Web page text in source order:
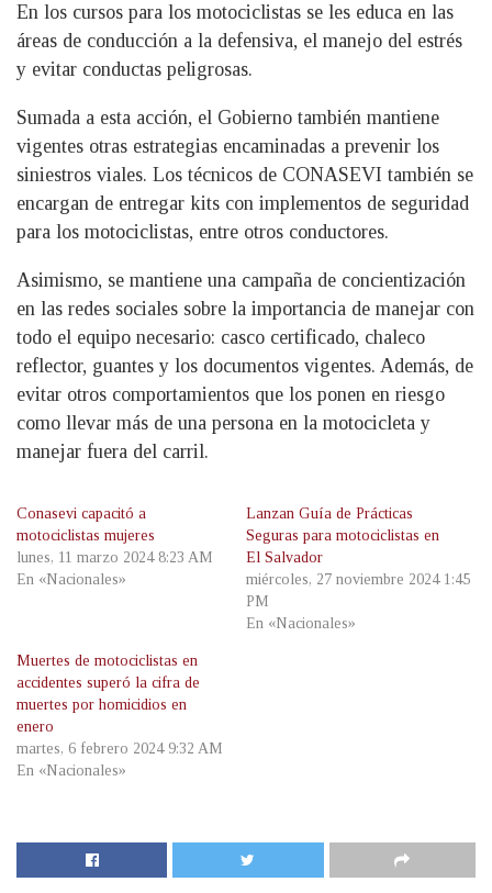
En los cursos para los motociclistas se les educa en las
áreas de conducción a la defensiva, el manejo del estrés
y evitar conductas peligrosas.
Sumada a esta acción, el Gobierno también mantiene
vigentes otras estrategias encaminadas a prevenir los
siniestros viales. Los técnicos de CONASEVI también se
encargan de entregar kits con implementos de seguridad
para los motociclistas, entre otros conductores.
Asimismo, se mantiene una campaña de concientización
en las redes sociales sobre la importancia de manejar con
todo el equipo necesario: casco certificado, chaleco
reflector, guantes y los documentos vigentes. Además, de
evitar otros comportamientos que los ponen en riesgo
como llevar más de una persona en la motocicleta y
manejar fuera del carril.
Conasevi capacitó a
motociclistas mujeres
lunes, 11 marzo 2024 8:23 AM
En «Nacionales»
Lanzan Guía de Prácticas
Seguras para motociclistas en
El Salvador
miércoles, 27 noviembre 2024 1:45
PM
En «Nacionales»
Muertes de motociclistas en
accidentes superó la cifra de
muertes por homicidios en
enero
martes, 6 febrero 2024 9:32 AM
En «Nacionales»